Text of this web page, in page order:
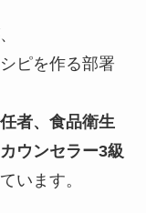
ピを作る部署
者、食品衛生
ウンセラー3級
います。